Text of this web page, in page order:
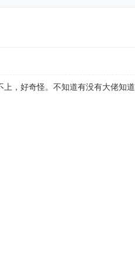
，好奇怪。不知道有没有大佬知道